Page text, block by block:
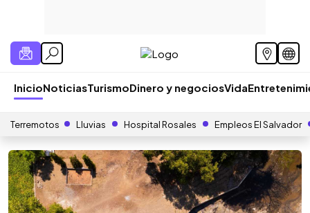
InicioNoticiasTurismoDinero y negociosVida
Terremotos Lluvias Hospital Rosales Empleos El Salvador